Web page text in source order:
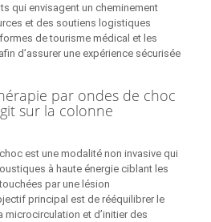
qui envisagent un cheminement
et des soutiens logistiques
de tourisme médical et les
d’assurer une expérience sécurisée
par ondes de choc
sur la colonne
est une modalité non invasive qui
à haute énergie ciblant les
par une lésion
principal est de rééquilibrer le
microcirculation et d’initier des